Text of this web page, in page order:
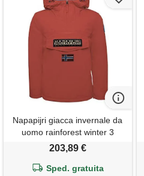
Napapijri giacca invernale da
uomo rainforest winter 3
203,89 €
Sped. gratuita